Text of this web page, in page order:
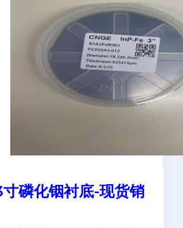
磷化铟衬底-现货销